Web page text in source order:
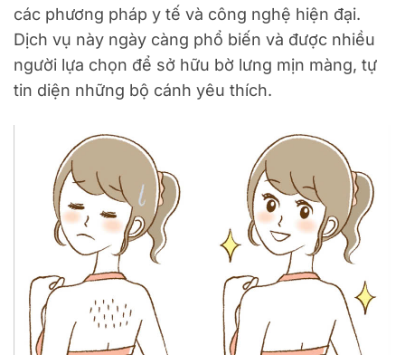
các phương pháp y tế và công nghệ hiện đại.
Dịch vụ này ngày càng phổ biến và được nhiều
người lựa chọn để sở hữu bờ lưng mịn màng, tự
tin diện những bộ cánh yêu thích.